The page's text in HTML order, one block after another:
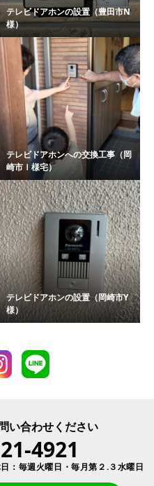
テレビドアホンの設置（豊田市N
様）
テレビドアホンへの交換工事（岡
崎市Ｉ様宅）
テレビドアホンの設置（岡崎市Y
様）
い合わせください
4921
：毎週火曜日・毎月第２.３水曜日